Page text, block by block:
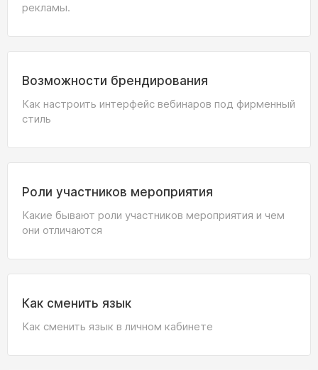
рекламы.
Возможности брендирования
Как настроить интерфейс вебинаров под фирменный
стиль
Роли участников мероприятия
Какие бывают роли участников мероприятия и чем
они отличаются
Как сменить язык
Как сменить язык в личном кабинете